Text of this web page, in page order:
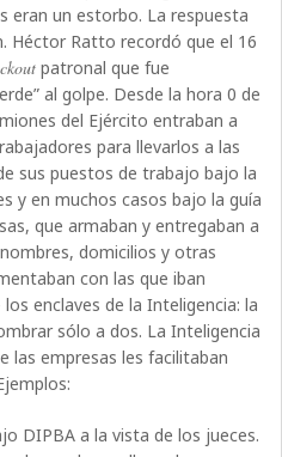
eran un estorbo. La respuesta
Héctor Ratto recordó que el 16
patronal que fue
al golpe. Desde la hora 0 de
del Ejército entraban a
para llevarlos a las
sus puestos de trabajo bajo la
y en muchos casos bajo la guía
que armaban y entregaban a
domicilios y otras
con las que iban
enclaves de la Inteligencia: la
sólo a dos. La Inteligencia
las empresas les facilitaban
DIPBA a la vista de los jueces.